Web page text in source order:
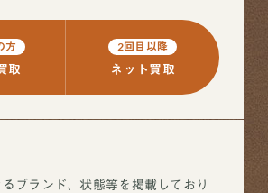
方
取
2回目以降
ネット買取
ブランド、状態等を掲載しており